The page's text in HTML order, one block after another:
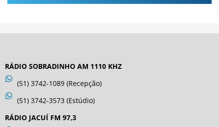
RÁDIO SOBRADINHO AM 1110 KHZ
(51) 3742-1089 (Recepção)
(51) 3742-3573 (Estúdio)
RÁDIO JACUÍ FM 97,3